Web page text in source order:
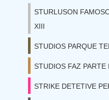
STURLUSON
XIII
STUDIOS PARQUE
STUDIOS FAZ
STRIKE DETETIVE